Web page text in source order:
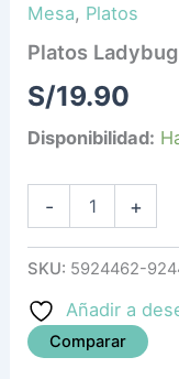
Mesa, Platos
Platos
S/19.90
Disponibilidad:
- +
SKU: 5924462-
Añadir a
Comparar